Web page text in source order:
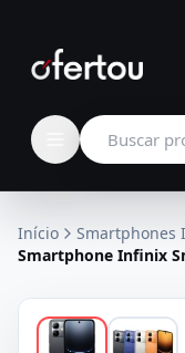
Buscar
Início
Smartphones
Smartphone Infinix